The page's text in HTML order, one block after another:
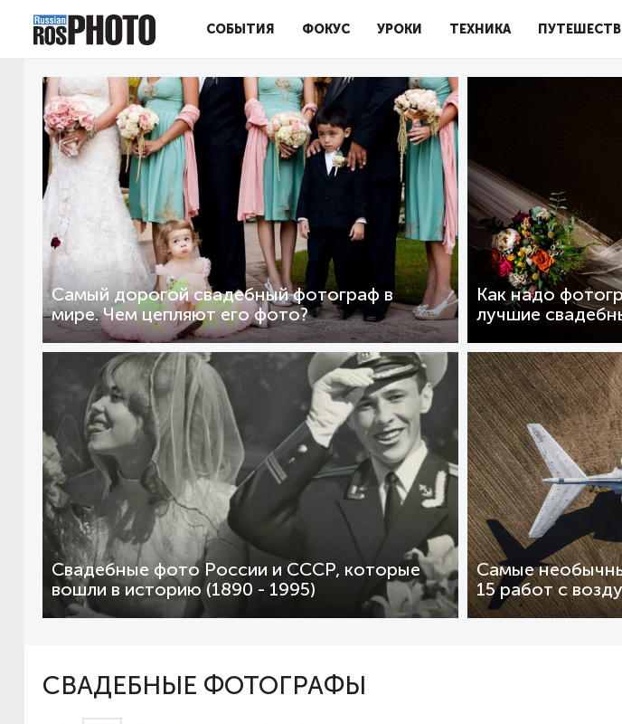
СОБЫТИЯ ФОКУС УРОКИ ТЕХНИКА
Самый дорогой свадебный фотограф в
мире. Чем цепляют его фото?
Как надо
лучшие
Свадебные фото России и СССР, которые
вошли в историю (1890 - 1995)
Самые
15 работ с
СВАДЕБНЫЕ ФОТОГРАФЫ